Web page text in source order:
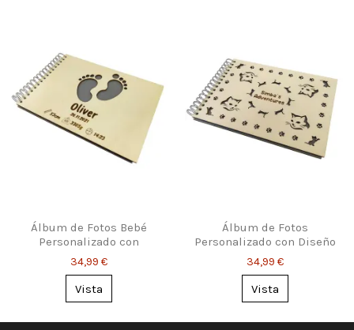
Álbum de Fotos Bebé
Personalizado con
Nombre y Datos de
Nacimiento
34,99 €
Vista
Álbum de Fotos
Personalizado con Diseño
de Gatos
34,99 €
Vista